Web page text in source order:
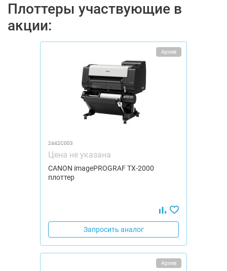
Плоттеры участвующие в
акции:
Архив
2442C003
Цена не указана
CANON imagePROGRAF TX-2000
плоттер
Запросить аналог
Архив